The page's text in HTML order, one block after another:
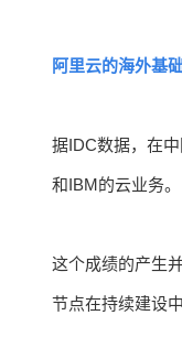
阿里云的海外基
据IDC数据，在
和IBM的云业务。
这个成绩的产生
节点在持续建设中